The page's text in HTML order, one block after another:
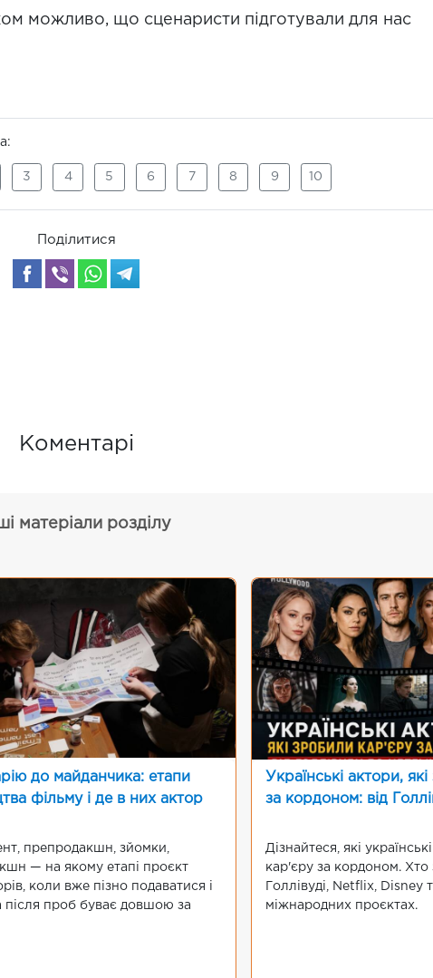
можливо, що сценаристи підготували для нас
3 4 5 6 7 8 9 10
Поділитися
Коментарі
матеріали розділу
до майданчика: етапи
фільму і де в них актор
препродакшн, зйомки,
— на якому етапі проєкт
коли вже пізно подаватися і
після проб буває довшою за
Українські актори,
за кордоном: від
Дізнайтеся, які
кар'єру за кордоном. Хто
Голлівуді, Netflix, Disney
міжнародних проєктах.